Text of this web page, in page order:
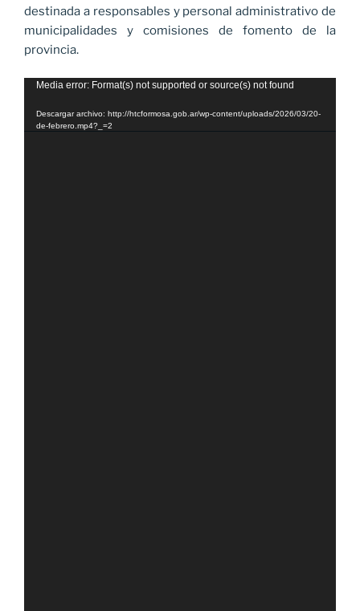
destinada a responsables y personal administrativo de
municipalidades y comisiones de fomento de la
provincia.
Reproductor
vídeo
Media error: Format(s) not supported or source(s) not found
Descargar archivo: http://htcformosa.gob.ar/wp-content/uploads/2026/03/20-
de-febrero.mp4?_=2